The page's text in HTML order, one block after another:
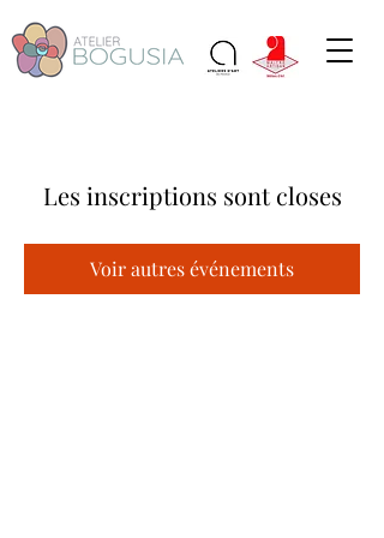
Les inscriptions sont closes
Voir autres événements